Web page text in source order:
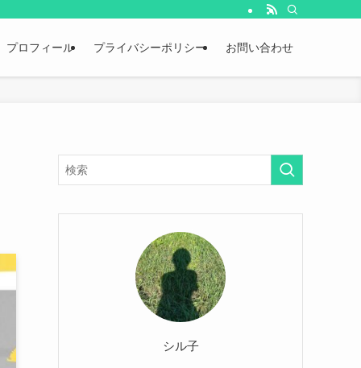
プロフィール プライバシーポリシー お問い合わせ
シル子